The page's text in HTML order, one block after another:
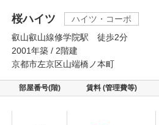
桜ハイツ
ハイツ・コーポ
叡山叡山線修学院駅 徒歩2分
2001年築 / 2階建
京都市左京区山端橋ノ本町
部屋番号(階) 賃料 (管理費等)